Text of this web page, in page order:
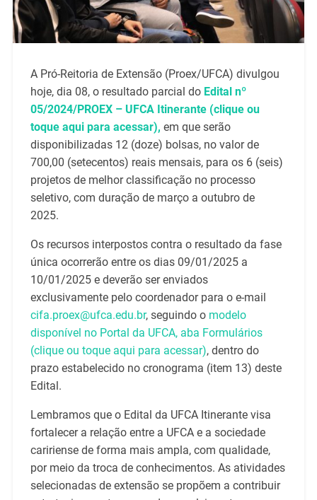
A Pró-Reitoria de Extensão (Proex/UFCA) divulgou
hoje, dia 08, o resultado parcial do Edital nº
05/2024/PROEX – UFCA Itinerante (clique ou
toque aqui para acessar), em que serão
disponibilizadas 12 (doze) bolsas, no valor de
700,00 (setecentos) reais mensais, para os 6 (seis)
projetos de melhor classificação no processo
seletivo, com duração de março a outubro de
2025.
Os recursos interpostos contra o resultado da fase
única ocorrerão entre os dias 09/01/2025 a
10/01/2025 e deverão ser enviados
exclusivamente pelo coordenador para o e-mail
cifa.proex@ufca.edu.br, seguindo o modelo
disponível no Portal da UFCA, aba Formulários
(clique ou toque aqui para acessar), dentro do
prazo estabelecido no cronograma (item 13) deste
Edital.
Lembramos que o Edital da UFCA Itinerante visa
fortalecer a relação entre a UFCA e a sociedade
caririense de forma mais ampla, com qualidade,
por meio da troca de conhecimentos. As atividades
selecionadas de extensão se propõem a contribuir